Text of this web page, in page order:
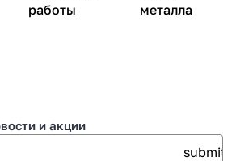
работы
металла
и акции